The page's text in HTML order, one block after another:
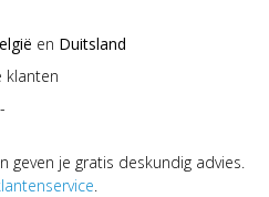
en Duitsland
klanten
geven je gratis deskundig advies.
.